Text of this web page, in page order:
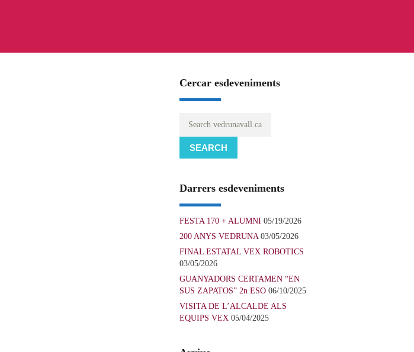
Cercar esdeveniments
SEARCH
Darrers esdeveniments
FESTA 170 + ALUMNI 05/19/2026
200 ANYS VEDRUNA 03/05/2026
FINAL ESTATAL VEX ROBOTICS
03/05/2026
GUANYADORS CERTAMEN “EN
SUS ZAPATOS” 2n ESO 06/10/2025
VISITA DE L’ALCALDE ALS
EQUIPS VEX 05/04/2025